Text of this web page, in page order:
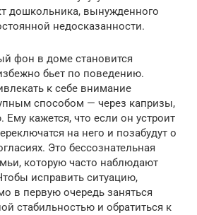
дошкольника, вынужденного
недосказанности.
фон в доме становится
бьет по поведению.
к себе внимание
способом — через капризы,
Ему кажется, что если он устроит
на него и позабудут о
Это бессознательная
которую часто наблюдают
исправить ситуацию,
в первую очередь заняться
стабильностью и обратиться к